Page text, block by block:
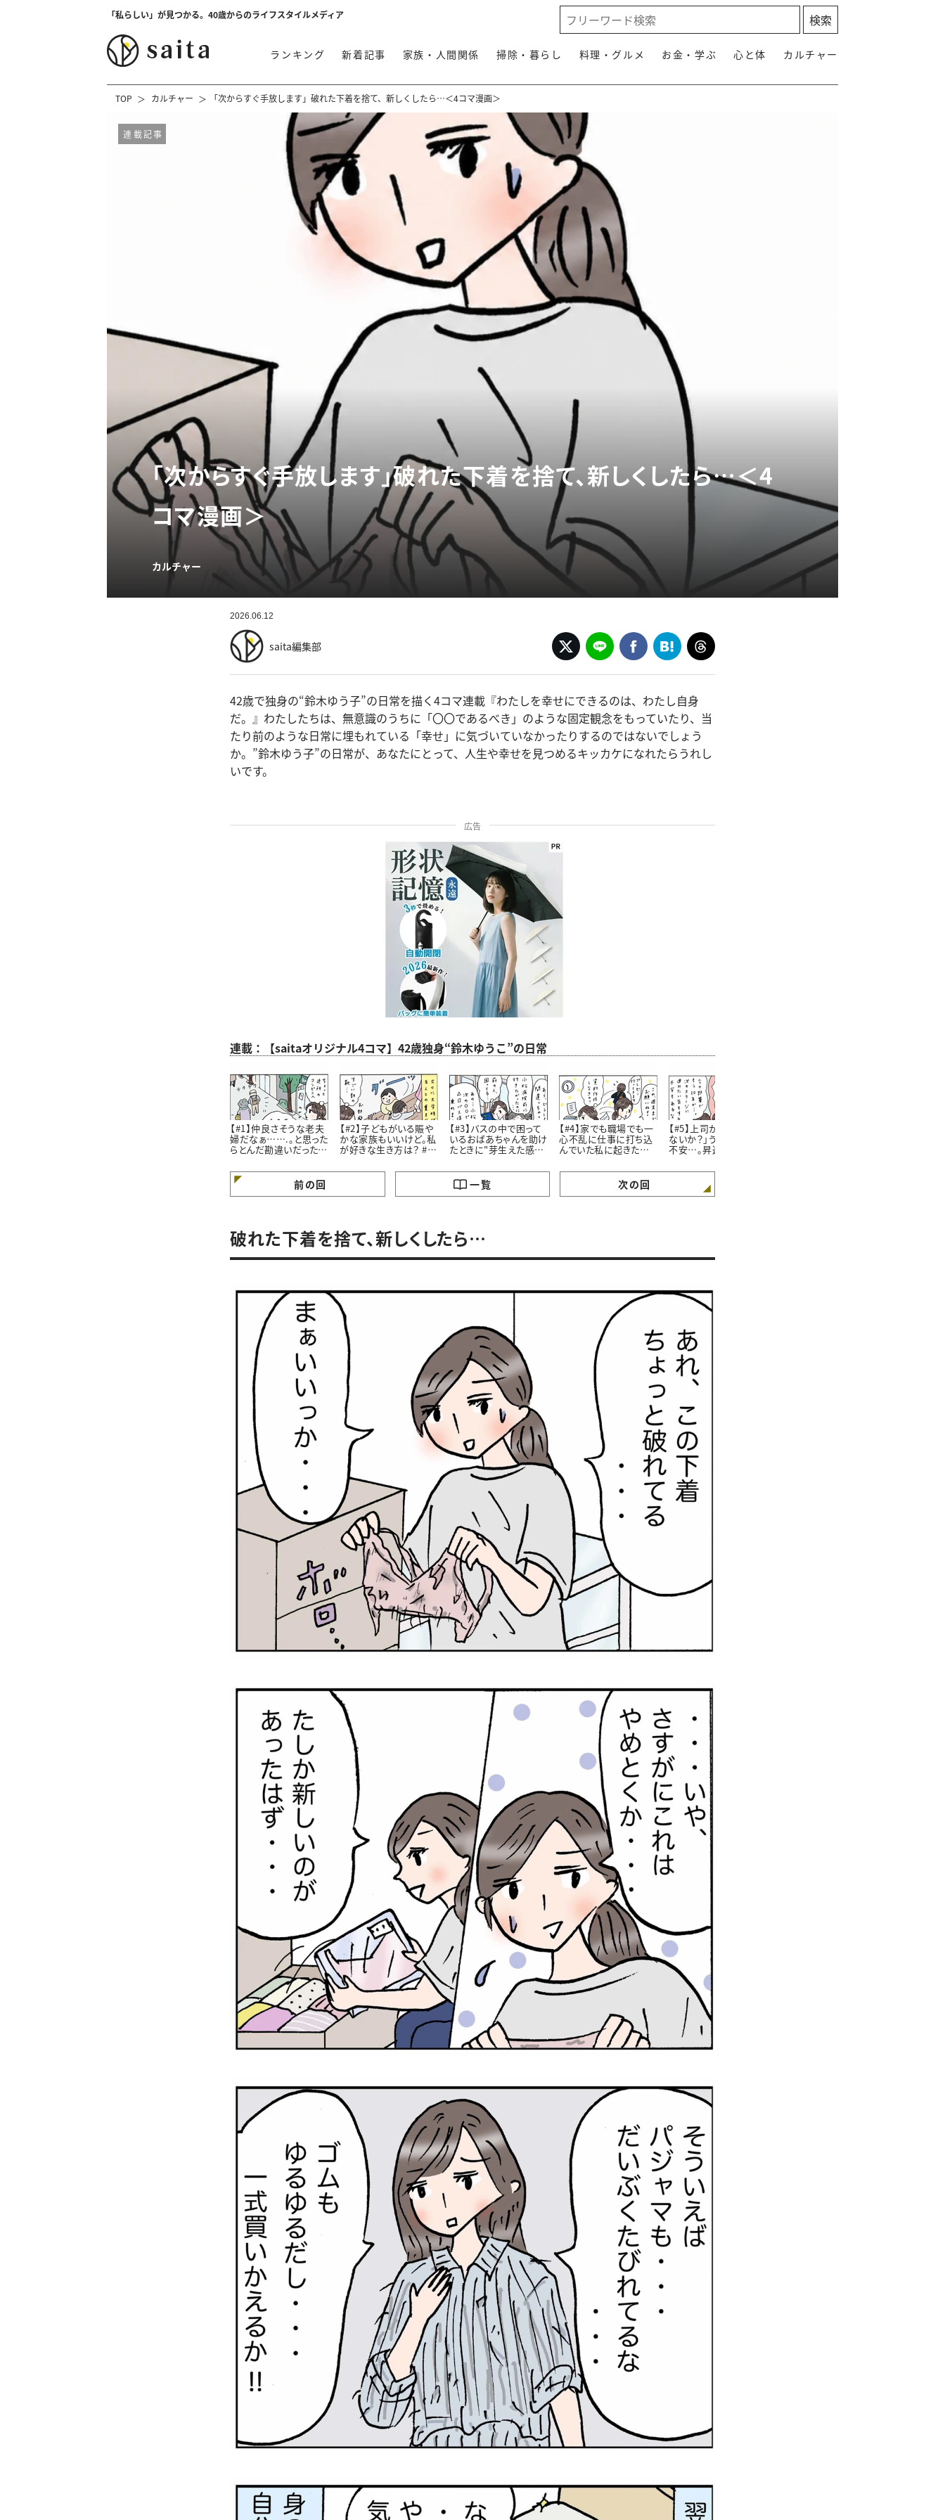
「私らしい」が見つかる。40歳からのライフスタイルメディア
ランキング 新着記事 家族・人間関係 掃除・暮らし 料理・グルメ お金・学ぶ 心と体 カルチャー
TOP カルチャー 「次からすぐ手放します」破れた下着を捨て、新しくしたら…＜4コマ漫画＞
連載記事
「次からすぐ手放します」破れた下着を捨て、新しくしたら…＜4
コマ漫画＞
カルチャー
2026.06.12
saita編集部
42歳で独身の“鈴木ゆう子”の日常を描く4コマ連載『わたしを幸せにできるのは、わたし自身
だ。』わたしたちは、無意識のうちに「〇〇であるべき」のような固定観念をもっていたり、当
たり前のような日常に埋もれている「幸せ」に気づいていなかったりするのではないでしょう
か。”鈴木ゆう子”の日常が、あなたにとって、人生や幸せを見つめるキッカケになれたらうれし
いです。
広告
連載：【saitaオリジナル4コマ】42歳独身“鈴木ゆうこ”の日常
【#1】仲良さそうな老夫
婦だなぁ…….。と思った
らとんだ勘違いだったお
【#2】子どもがいる賑や
かな家族もいいけど。私
が好きな生き方は？ #4
【#3】バスの中で困って
いるおばあちゃんを助け
たときに"芽生えた感
【#4】家でも職場でも一
心不乱に仕事に打ち込
んでいた私に起きた悲
う子”の日常
【#5】上司から「昇進し
ないか？」うれしいけど
不安…。昇進するか悩む
できまったワケ＜4コマ
前の回 一覧 次の回
破れた下着を捨て、新しくしたら…